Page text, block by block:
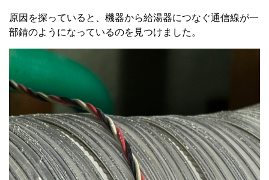
原因を探っていると、機器から給湯器につなぐ通信線が一
部錆のようになっているのを見つけました。